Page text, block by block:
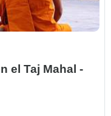
el Taj Mahal -